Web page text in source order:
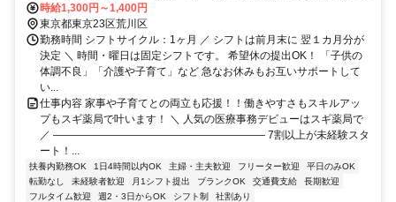
営日暮里・舎人ライナー 熊野前尾久小口徒歩約8分、都電荒川線 東尾
久三丁目徒歩約9分
時給1,300円～1,400円
東京都東京23区荒川区
勤務時間 シフトサイクル：1ヶ月 ／ シフトは前月末に 翌１カ月分が
決定 ＼ 時間・曜日は固定シフトです。 希望休の提出OK！ 「子供の
体調不良」「介護や子育て」など 急なお休みもお互いサポートして
い...
仕事内容 家事や子育てとの両立も応援！！働きやすさもスキルアッ
プもスギ薬局で叶います！ ＼ 人気の医療事務デビューはスギ薬局で
／ ―――――――――――――――――――― 7割以上が未経験スタ
ート！...
扶養内勤務OK 1日4時間以内OK 主婦・主夫歓迎 フリーター歓迎
平日のみOK
転勤なし
未経験者歓迎 月1シフト提出 ブランクOK 交通費支給
長期歓迎
フルタイム歓迎
週2・3日からOK シフト制 社割あり